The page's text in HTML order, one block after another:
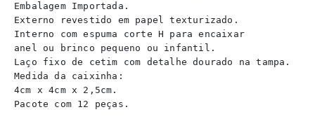
Embalagem Importada.
Externo revestido em papel texturizado.
Interno com espuma corte H para encaixar
anel ou brinco pequeno ou infantil.
Laço fixo de cetim com detalhe dourado na tampa.
Medida da caixinha:
4cm x 4cm x 2,5cm.
Pacote com 12 peças.